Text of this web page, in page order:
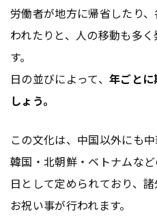
労働者が地方に帰省したり
われたりと、人の移動も多
す。
日の並びによって、 年ごと
しょう。
この文化は、中国以外にも
韓国・北朝鮮・ベトナムな
日として定められており、
お祝い事が行われます。